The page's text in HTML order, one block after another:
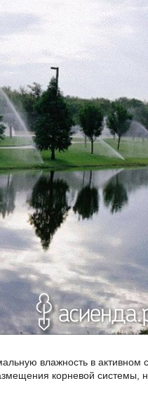
влажность в активном
корневой системы,